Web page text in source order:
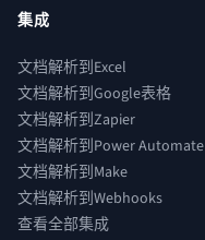
集成
文档解析到Excel
文档解析到Google表格
文档解析到Zapier
文档解析到Power Automate
文档解析到Make
文档解析到Webhooks
查看全部集成